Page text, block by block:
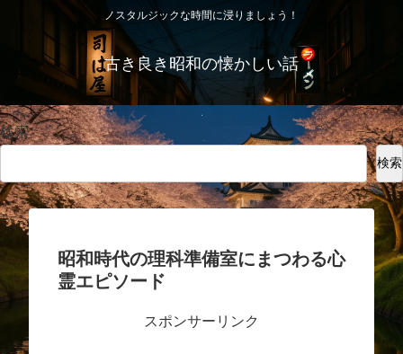
ノスタルジックな時間に浸りましょう！
古き良き昭和の懐かしい話
検索
検索
昭和時代の理科準備室にまつわる心
霊エピソード
スポンサーリンク